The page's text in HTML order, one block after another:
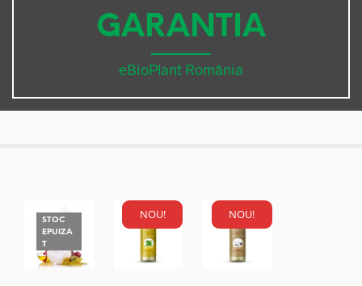
GARANTIA
eBioPlant România
STOC
EPUIZA
T
NOU! NOU!